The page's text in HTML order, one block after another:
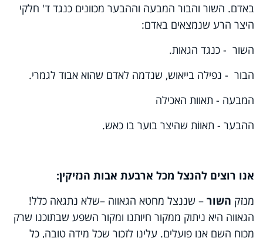
באדם. השור והבור המבעה וההבער מכוונים כנגד ד' חלקי
היצר הרע שנמצאים באדם:
השור - כנגד הגאות.
הבור - נפילה בייאוש, שנדמה לאדם שהוא אבוד לגמרי.
המבעה - תאוות האכילה
ההבער - תאווֹת שהיצר בוער בו כאש.
אנו רוצים להנצל מכל ארבעת אבות הנזיקין:
מנזק השור – שננצל מחטא הגאווה –שלא נתגאה כלל!
הגאווה היא ניתוק ממקור חיותנו ומקור השפע שבתוכנו שרק
מכוח השם אנו פועלים. עלינו לזכור שכל מידה טובה, כל